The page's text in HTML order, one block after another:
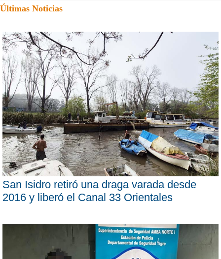
Últimas Noticias
San Isidro retiró una draga varada desde
2016 y liberó el Canal 33 Orientales